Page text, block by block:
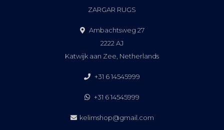
ZARGAR RUGS
Ambachtsweg 27
2222 AJ
Katwijk aan Zee, Netherlands
+31 6 14545999
+31 6 14545999
kelimshop@gmail.com